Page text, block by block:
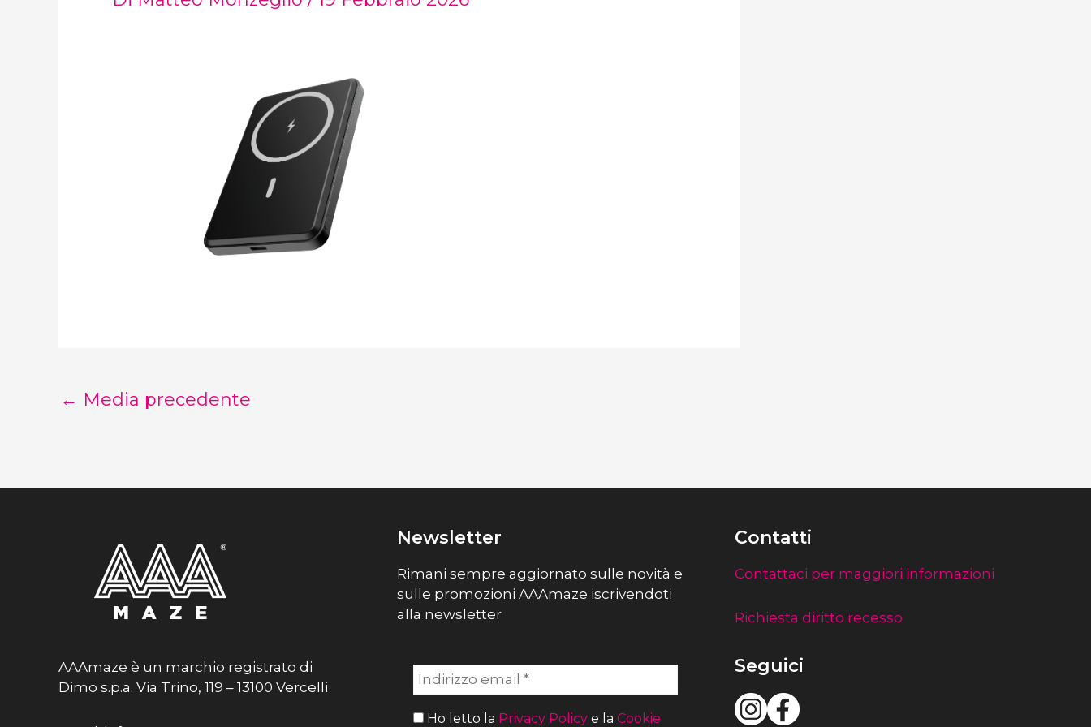
← Media precedente
AAAmaze è un marchio registrato di
Dimo s.p.a. Via Trino, 119 – 13100 Vercelli
Newsletter
Rimani sempre aggiornato sulle novità e
sulle promozioni AAAmaze iscrivendoti
alla newsletter
Ho letto la Privacy Policye la Cookie
Contatti
Contattaci per maggiori informazioni
Richiesta diritto recesso
Seguici